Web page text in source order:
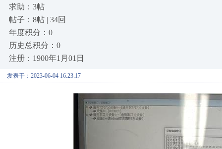
求助：3帖
帖子：8帖 | 34回
年度积分：0
历史总积分：0
注册：1900年1月01日
发表于：2023-06-04 16:23:17